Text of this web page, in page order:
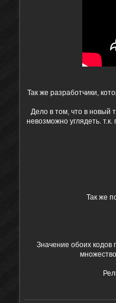
Так же разработчики,
Дело в том, что в новый
невозможно углядеть.
Так же
Значение обоих кодов